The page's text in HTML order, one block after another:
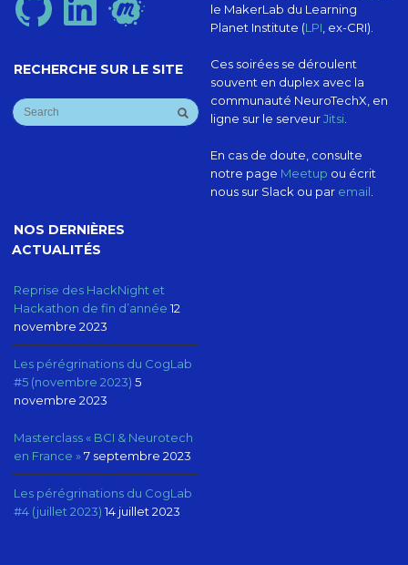
RECHERCHE SUR LE SITE
le MakerLab du Learning
Planet Institute (LPI , ex-CRI).
Ces soirées se déroulent
souvent en duplex avec la
communauté NeuroTechX, en
ligne sur le serveurJitsi.
En cas de doute, consulte
notre page Meetup ou écrit
nous sur Slack ou par email
NOS DERNIÈRES
ACTUALITÉS
Reprise des HackNight et
Hackathon de fin d’année 12
novembre 2023
Les pérégrinations du CogLab
#5 (novembre 2023) 5
novembre 2023
Masterclass « BCI & Neurotech
en France » 7 septembre 2023
Les pérégrinations du CogLab
#4 (juillet 2023) 14 juillet 2023